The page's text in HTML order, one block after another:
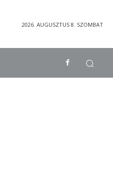
2026. AUGUSZTUS 8. SZOMBAT